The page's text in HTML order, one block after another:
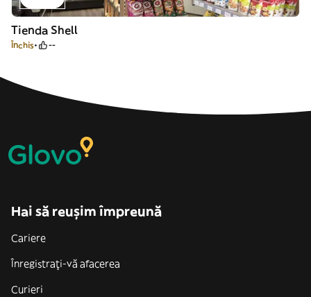
Tienda Shell
Închis --
Hai să reușim împreună
Cariere
Înregistrați-vă afacerea
Curieri